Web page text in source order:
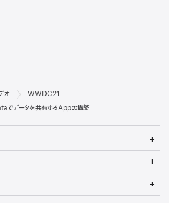
オ
WWDC21
データを共有するAppの構築
ュ
を
く
ュ
を
ュ